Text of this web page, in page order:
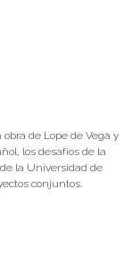
de Lope de Vega y
los desafíos de la
la Universidad de
conjuntos.